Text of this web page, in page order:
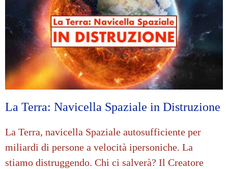
La Terra: Navicella Spaziale in Distruzione
La Terra, navicella Spaziale autosufficiente per
miliardi di persone a velocità ipersoniche. La
stiamo distruggendo. Chi ci salverà? Il Creatore